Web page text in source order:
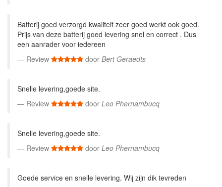
Batterij goed verzorgd kwaliteit zeer goed werkt ook goed.
Prijs van deze batterij goed levering snel en correct . Dus
een aanrader voor iedereen
Review
door Bert Geraedts
Snelle levering,goede site.
Review
door Leo Phernambucq
Snelle levering,goede site.
Review
door Leo Phernambucq
Goede service en snelle levering. Wij zijn dik tevreden